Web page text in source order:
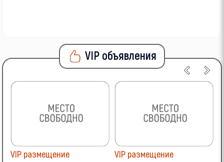
VIP объявления
VIP размещение VIP размещение